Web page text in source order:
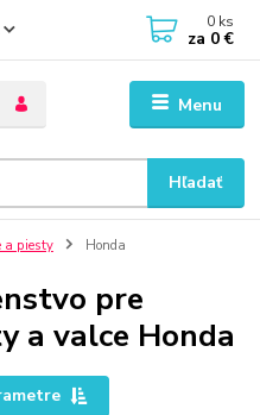
Menu
Hľadať
0 ks
za 0 €
a piesty Honda
pre
a valce Honda